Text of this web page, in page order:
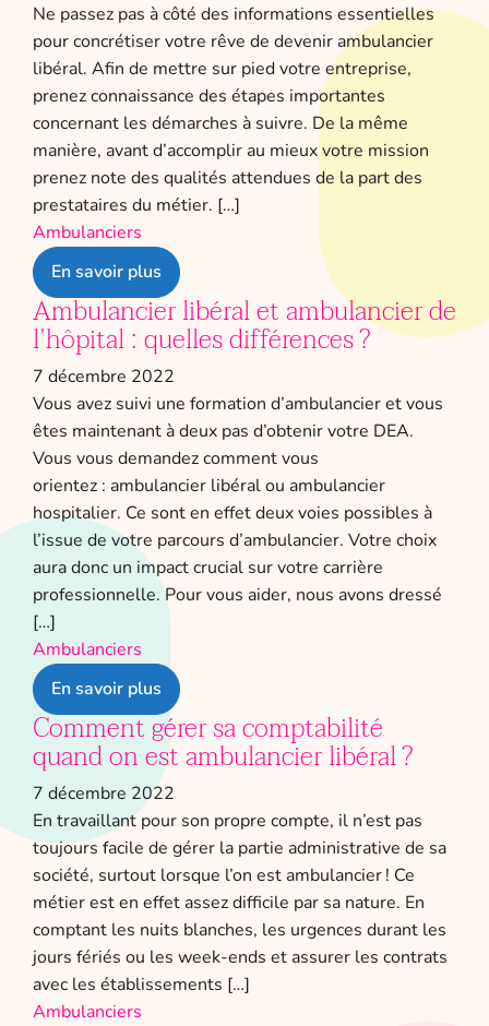
Ne passez pas à côté des informations essentielles
pour concrétiser votre rêve de devenir ambulancier
libéral. Afin de mettre sur pied votre entreprise,
prenez connaissance des étapes importantes
concernant les démarches à suivre. De la même
manière, avant d’accomplir au mieux votre mission
prenez note des qualités attendues de la part des
prestataires du métier. […]
Ambulanciers
En savoir plus
Ambulancier libéral et ambulancier de
l’hôpital : quelles différences ?
7 décembre 2022
Vous avez suivi une formation d’ambulancier et vous
êtes maintenant à deux pas d’obtenir votre DEA.
Vous vous demandez comment vous
orientez : ambulancier libéral ou ambulancier
hospitalier. Ce sont en effet deux voies possibles à
l’issue de votre parcours d’ambulancier. Votre choix
aura donc un impact crucial sur votre carrière
professionnelle. Pour vous aider, nous avons dressé
[…]
Ambulanciers
En savoir plus
Comment gérer sa comptabilité
quand on est ambulancier libéral ?
7 décembre 2022
En travaillant pour son propre compte, il n’est pas
toujours facile de gérer la partie administrative de sa
société, surtout lorsque l’on est ambulancier ! Ce
métier est en effet assez difficile par sa nature. En
comptant les nuits blanches, les urgences durant les
jours fériés ou les week-ends et assurer les contrats
avec les établissements […]
Ambulanciers